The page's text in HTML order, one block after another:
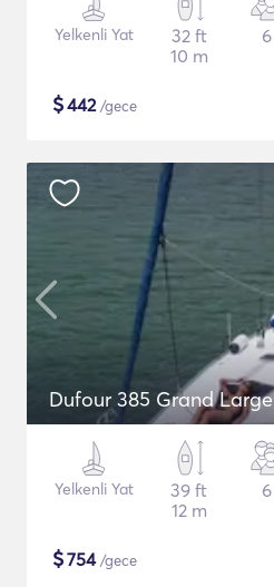
Yelkenli Yat
32 ft
10 m
6
$442/gece
Dufour 385 Grand Large
Yelkenli Yat
39 ft
12 m
6
$754/gece